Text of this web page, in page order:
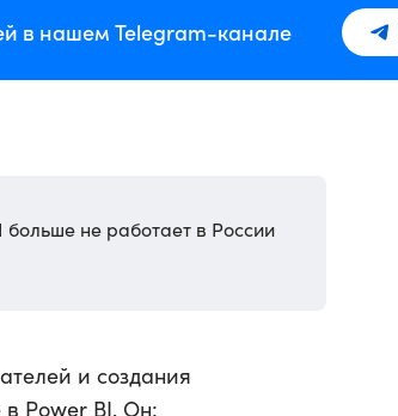
в нашем Telegram-канале
не работает в России
и создания
в Power BI. Он: